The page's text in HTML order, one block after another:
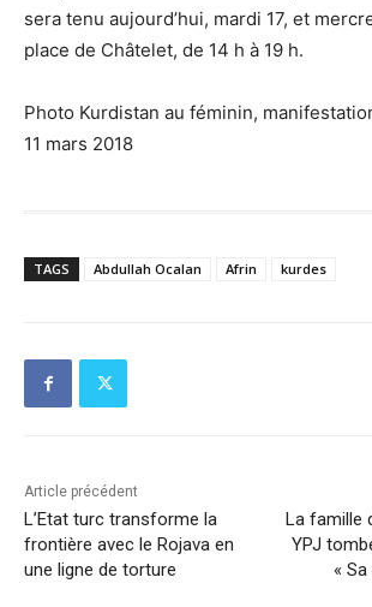
sera tenu aujourd’hui, mardi 17, et
place de Châtelet, de 14 h à 19 h.
Photo Kurdistan au féminin,
11 mars 2018
TAGS Abdullah Ocalan Afrin kurdes
Article précédent
L’Etat turc transforme la
frontière avec le Rojava en
une ligne de torture
La famille
YPJ
«